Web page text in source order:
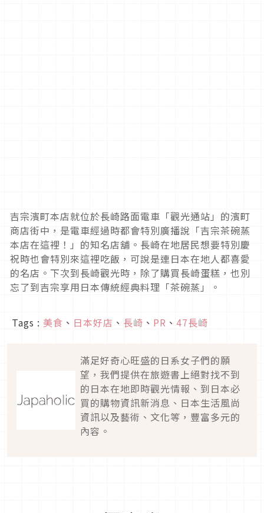
吉宗濱町本店就位於長崎路面電車「觀光通站」的濱町
商店街中，是電車經過時都會特別廣播說「吉宗茶碗蒸
本店在這裡！」的知名店舖。長崎在地居民想要特別慶
祝時也會特別來這裡吃飯，可說是連日本在地人都喜愛
的名店。下次到長崎觀光時，除了購買長崎蛋糕，也別
忘了到吉宗享用日本傳統經典料理「茶碗蒸」。
Tags : 美食 、 日本好店 、 長崎 、 PR 、 47長崎
滿足好奇心旺盛的日系女子們的願
望，我們提供在旅遊書上絕對找不到
的日本在地即時觀光情報、到日本必
買的購物資訊新消息、日本生活風尚
資訊以及藝術、文化等，豐富多元的
內容。